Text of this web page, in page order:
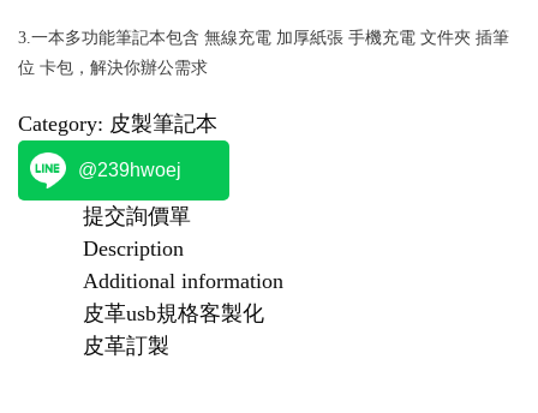
3.一本多功能筆記本包含 無線充電 加厚紙張 手機充電 文件夾 插筆
位 卡包，解決你辦公需求
Category: 皮製筆記本
@239hwoej
提交詢價單
Description
Additional information
皮革usb規格客製化
皮革訂製